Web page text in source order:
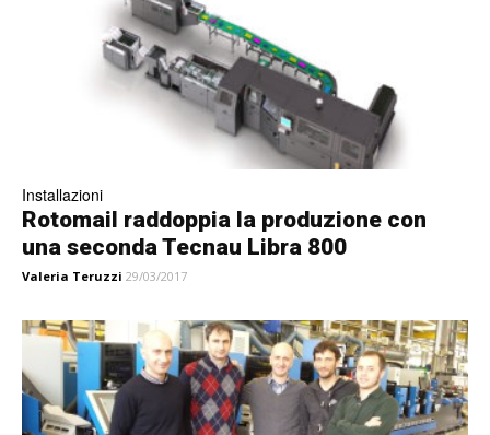
Installazioni
Rotomail raddoppia la produzione con
una seconda Tecnau Libra 800
Valeria Teruzzi 29/03/2017